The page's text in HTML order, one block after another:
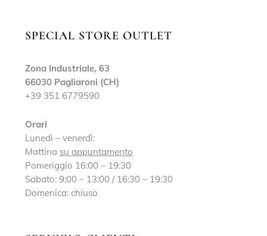
SPECIAL STORE OUTLET
Zona Industriale, 63
66030 Pagliaroni (CH)
+39 351 6779590
Orari
Lunedì – venerdì:
Mattina su appuntamento
Pomeriggio 16:00 – 19:30
Sabato: 9:00 – 13:00 / 16:30 – 19:30
Domenica: chiuso